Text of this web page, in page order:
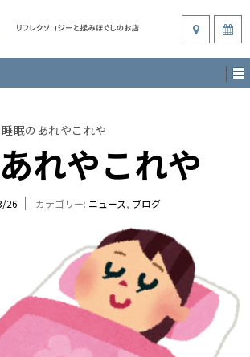
睡眠のあれやこれや
れやこれや
26 カテゴリー: ニュース, ブログ